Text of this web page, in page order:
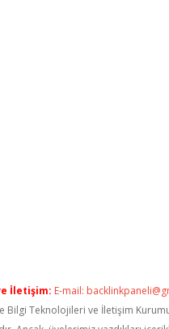
İletişim: E-mail:
Bilgi Teknolojileri ve İletişim